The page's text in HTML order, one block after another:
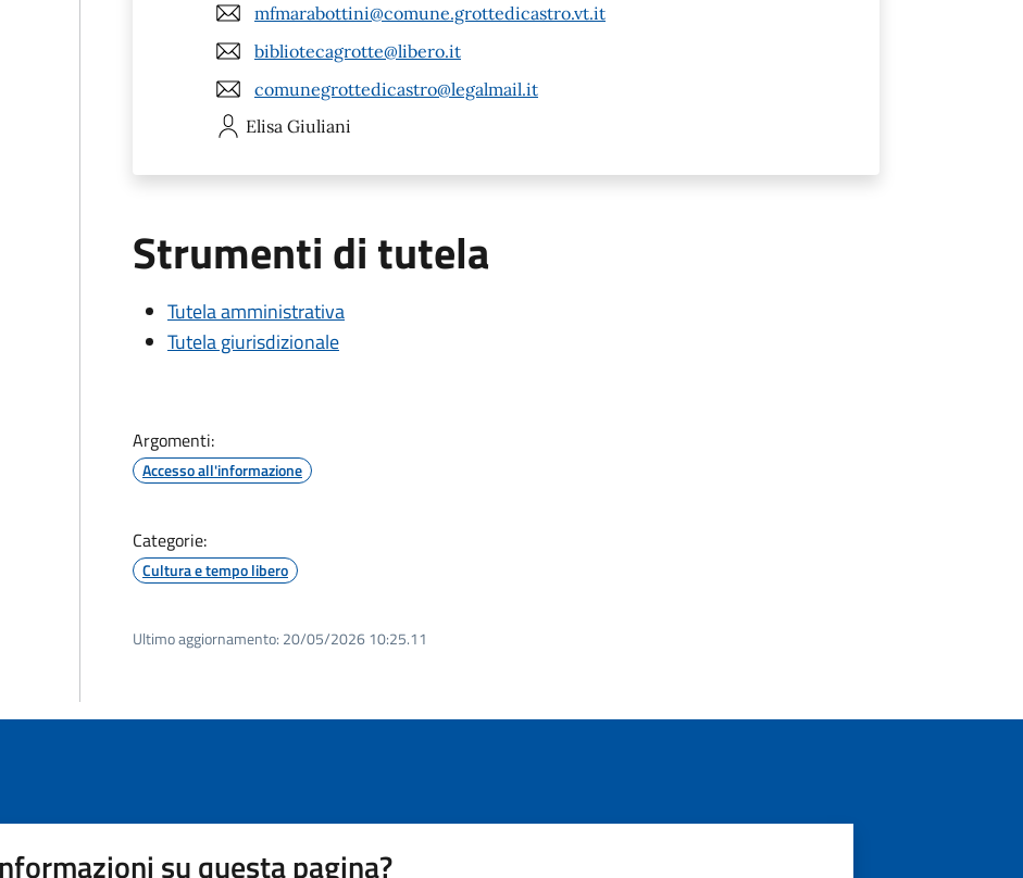
mfmarabottini@comune.grottedicastro.vt.it
bibliotecagrotte@libero.it
comunegrottedicastro@legalmail.it
Elisa Giuliani
Strumenti di tutela
Tutela amministrativa
Tutela giurisdizionale
Argomenti:
Accesso all'informazione
Categorie:
Cultura e tempo libero
Ultimo aggiornamento: 20/05/2026 10:25.11
su questa pagina?